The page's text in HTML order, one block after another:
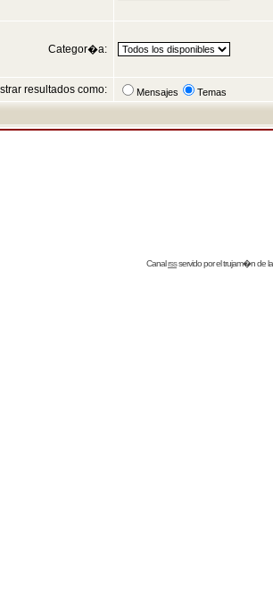
Categor�a:
resultados como: Mensajes Temas
Canalrssservido por eltrujam�nde